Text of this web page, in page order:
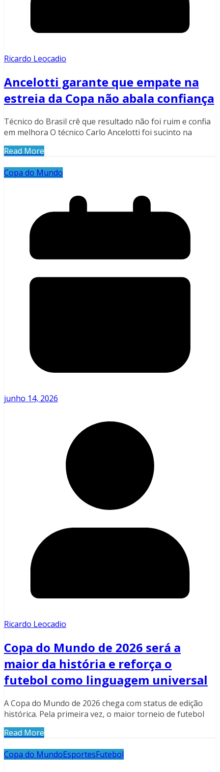
Ricardo Leocadio
Ancelotti garante que empate na
estreia da Copa não abala confiança
Técnico do Brasil crê que resultado não foi ruim e confia
em melhora O técnico Carlo Ancelotti foi sucinto na
Read More
Copa do Mundo
junho 14, 2026
Ricardo Leocadio
Copa do Mundo de 2026 será a
maior da história e reforça o
futebol como linguagem universal
A Copa do Mundo de 2026 chega com status de edição
histórica. Pela primeira vez, o maior torneio de futebol
Read More
Copa do MundoEsportesFutebol